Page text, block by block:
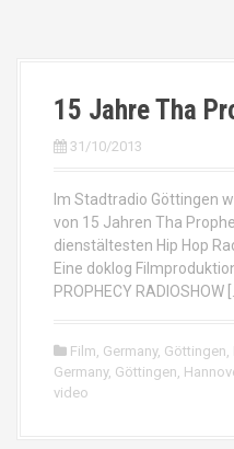
15 Jahre Tha
31/10/2013
Im Stadtradio Göttingen
von 15 Jahren Tha
dienstältesten Hip Hop
Eine doklog
PROPHECY RADIOSHOW
Film, Germany, Göttingen,
Germany, Göttingen,
video